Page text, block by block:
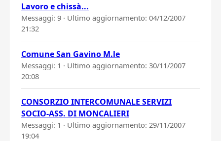
Lavoro e chissà...
Messaggi: 9 · Ultimo aggiornamento: 04/12/2007
21:32
Comune San Gavino M.le
Messaggi: 1 · Ultimo aggiornamento: 30/11/2007
20:08
CONSORZIO INTERCOMUNALE SERVIZI
SOCIO-ASS. DI MONCALIERI
Messaggi: 1 · Ultimo aggiornamento: 29/11/2007
19:04